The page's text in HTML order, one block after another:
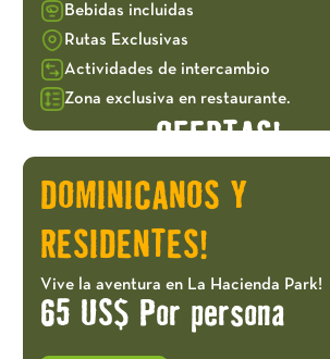
Bebidas incluidas
Rutas Exclusivas
Actividades de intercambio
Zona exclusiva en restaurante.
OFERTAS!
DOMINICANOS Y
RESIDENTES!
Vive la aventura en La Hacienda Park!
65 US$ Por persona